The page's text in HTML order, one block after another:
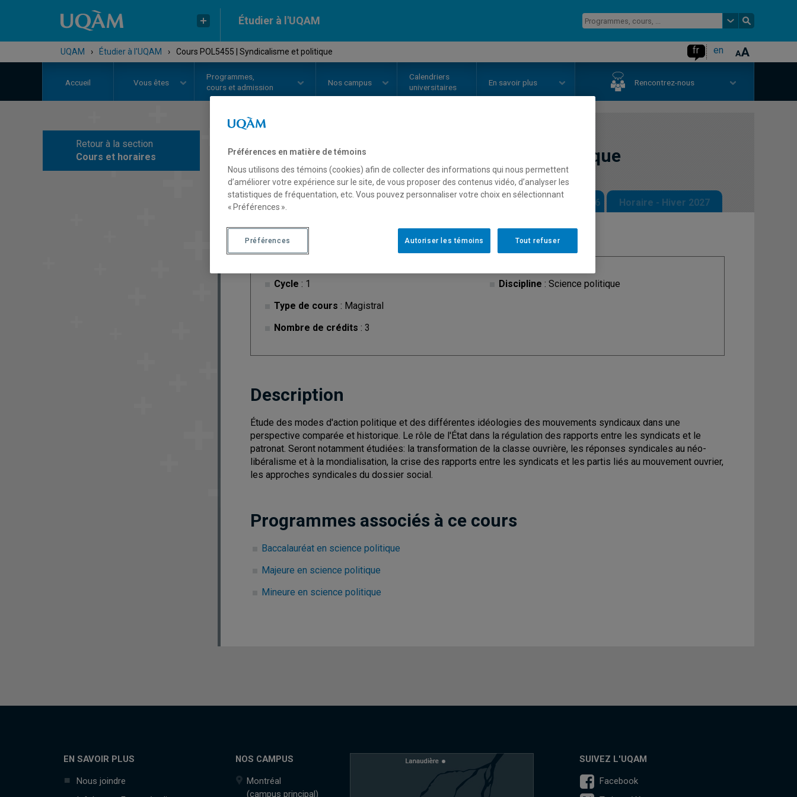
Étudier à l'UQAM
UQAM › Étudier à l'UQAM › Cours POL5455 | Syndicalisme et politique fr en
Accueil Vous êtes
Programmes,
cours et admission
Nos campus
Calendriers
universitaires
En savoir plus Rencontrez-nous
Retour à la section
Cours et horaires
COURS// POL5455 Syndicalisme et politique
Description Horaire - Été 2026 Horaire - Automne 2026 Horaire - Hiver 2027
Cycle : 1
Type de cours : Magistral
Nombre de crédits : 3
Discipline : Science politique
Description
Étude des modes d'action politique et des différentes idéologies des mouvements syndicaux dans une
perspective comparée et historique. Le rôle de l'État dans la régulation des rapports entre les syndicats et le
patronat. Seront notamment étudiées: la transformation de la classe ouvrière, les réponses syndicales au néo-
libéralisme et à la mondialisation, la crise des rapports entre les syndicats et les partis liés au mouvement ouvrier,
les approches syndicales du dossier social.
Programmes associés à ce cours
Baccalauréat en science politique
Majeure en science politique
Mineure en science politique
EN SAVOIR PLUS
Nous joindre
NOS CAMPUS
Montréal
(campus principal)
SUIVEZ L'UQAM
Facebook
Préférences en matière de témoins
Nous utilisons des témoins (cookies) afin de collecter des informations qui nous permettent
d’améliorer votre expérience sur le site, de vous proposer des contenus vidéo, d’analyser les
statistiques de fréquentation, etc. Vous pouvez personnaliser votre choix en sélectionnant
« Préférences ».
Tout refuser
Autoriser les témoins
Préférences